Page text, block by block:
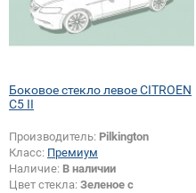
Боковое стекло левое CITROEN
C5 II
Производитель: Pilkington
Класс: Премиум
Наличие: В наличии
Цвет стекла: Зеленое с